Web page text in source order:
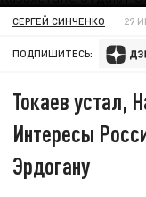
СЕРГЕЙ СИНЧЕНКО 29
ПОДПИШИТЕСЬ:
Токаев устал,
Интересы
Эрдогану